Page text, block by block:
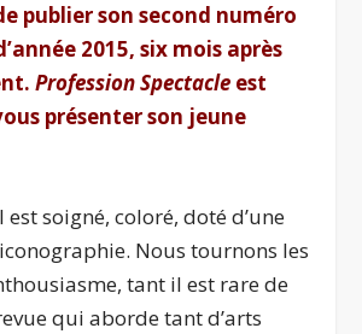
publier son second numéro
2015, six mois après
Profession Spectacle est
présenter son jeune
est soigné, coloré, doté d’une
Nous tournons les
tant il est rare de
qui aborde tant d’arts